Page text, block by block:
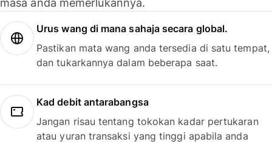
Urus wang di mana sahaja secara global.
Pastikan mata wang anda tersedia di satu tempat,
dan tukarkannya dalam beberapa saat.
Kad debit antarabangsa
Jangan risau tentang tokokan kadar pertukaran
atau yuran transaksi yang tinggi apabila anda